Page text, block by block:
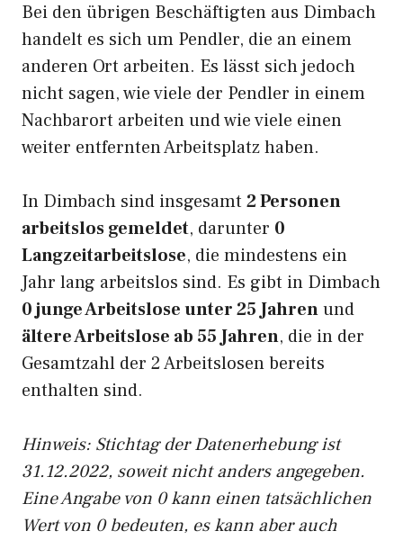
Bei den übrigen Beschäftigten aus Dimbach
handelt es sich um Pendler, die an einem
anderen Ort arbeiten. Es lässt sich jedoch
nicht sagen, wie viele der Pendler in einem
Nachbarort arbeiten und wie viele einen
weiter entfernten Arbeitsplatz haben.
In Dimbach sind insgesamt 2 Personen
arbeitslos gemeldet, darunter 0
Langzeitarbeitslose, die mindestens ein
Jahr lang arbeitslos sind. Es gibt in Dimbach
0 junge Arbeitslose unter 25 Jahrenund
ältere Arbeitslose ab 55 Jahren, die in der
Gesamtzahl der 2 Arbeitslosen bereits
enthalten sind.
Hinweis: Stichtag der Datenerhebung ist
31.12.2022, soweit nicht anders angegeben.
Eine Angabe von 0 kann einen tatsächlichen
Wert von 0 bedeuten, es kann aber auch